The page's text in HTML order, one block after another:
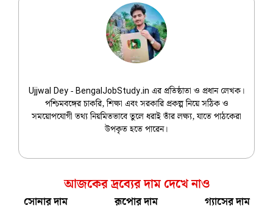
Ujjwal Dey - BengalJobStudy.in এর প্রতিষ্ঠাতা ও প্রধান লেখক।
পশ্চিমবঙ্গের চাকরি, শিক্ষা এবং সরকারি প্রকল্প নিয়ে সঠিক ও
সময়োপযোগী তথ্য নিয়মিতভাবে তুলে ধরাই তাঁর লক্ষ্য, যাতে পাঠকেরা
উপকৃত হতে পারেন।
আজকের দ্রব্যের দাম দেখে নাও
সোনার দাম রূপোর দাম গ্যাসের দাম